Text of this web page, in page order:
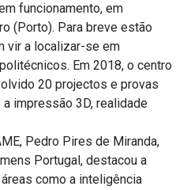
funcionamento, em
(Porto). Para breve estão
vir a localizar-se em
Em 2018, o centro
20 projectos e provas
impressão 3D, realidade
Pedro Pires de Miranda,
Portugal, destacou a
como a inteligência